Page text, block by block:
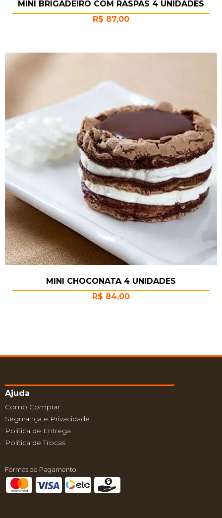
MINI BRIGADEIRO COM RASPAS 4 UNIDADES
R$ 87,00
MINI CHOCONATA 4 UNIDADES
R$ 84,00
Ajuda
Como Comprar
Segurança e Privacidade
Política de Entrega
Política de Trocas
Formas de Pagamento: